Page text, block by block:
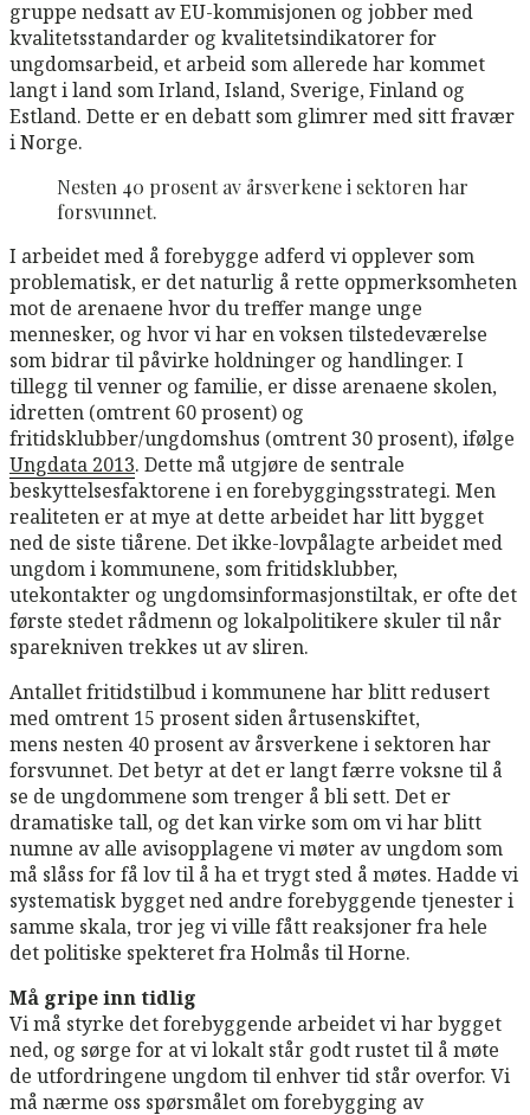
gruppe nedsatt av EU-kommisjonen og jobber med
kvalitetsstandarder og kvalitetsindikatorer for
ungdomsarbeid, et arbeid som allerede har kommet
langt i land som Irland, Island, Sverige, Finland og
Estland. Dette er en debatt som glimrer med sitt fravær
i Norge.
Nesten 40 prosent av årsverkene i sektoren har
forsvunnet.
I arbeidet med å forebygge adferd vi opplever som
problematisk, er det naturlig å rette oppmerksomheten
mot de arenaene hvor du treffer mange unge
mennesker, og hvor vi har en voksen tilstedeværelse
som bidrar til påvirke holdninger og handlinger. I
tillegg til venner og familie, er disse arenaene skolen,
idretten (omtrent 60 prosent) og
fritidsklubber/ungdomshus (omtrent 30 prosent), ifølge
Ungdata 2013. Dette må utgjøre de sentrale
beskyttelsesfaktorene i en forebyggingsstrategi. Men
realiteten er at mye at dette arbeidet har litt bygget
ned de siste tiårene. Det ikke-lovpålagte arbeidet med
ungdom i kommunene, som fritidsklubber,
utekontakter og ungdomsinformasjonstiltak, er ofte det
første stedet rådmenn og lokalpolitikere skuler til når
sparekniven trekkes ut av sliren.
Antallet fritidstilbud i kommunene har blitt redusert
med omtrent 15 prosent siden årtusenskiftet,
mens nesten 40 prosent av årsverkene i sektoren har
forsvunnet. Det betyr at det er langt færre voksne til å
se de ungdommene som trenger å bli sett. Det er
dramatiske tall, og det kan virke som om vi har blitt
numne av alle avisopplagene vi møter av ungdom som
må slåss for få lov til å ha et trygt sted å møtes. Hadde vi
systematisk bygget ned andre forebyggende tjenester i
samme skala, tror jeg vi ville fått reaksjoner fra hele
det politiske spekteret fra Holmås til Horne.
Må gripe inn tidlig
Vi må styrke det forebyggende arbeidet vi har bygget
ned, og sørge for at vi lokalt står godt rustet til å møte
de utfordringene ungdom til enhver tid står overfor. Vi
må nærme oss spørsmålet om forebygging av